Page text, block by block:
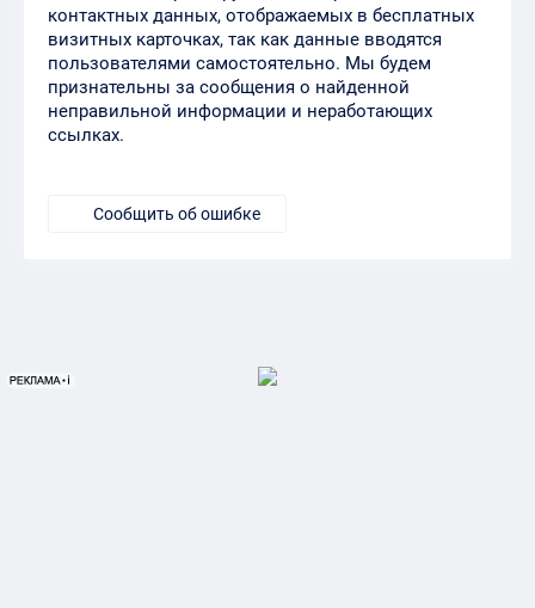
контактных данных, отображаемых в бесплатных
визитных карточках, так как данные вводятся
пользователями самостоятельно. Мы будем
признательны за сообщения о найденной
неправильной информации и неработающих
ссылках.
Сообщить об ошибке